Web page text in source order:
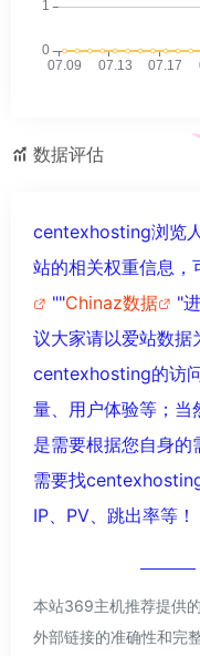
数据评估
centexhosting浏览
站的相关权重信息，
""Chinaz数据
"
议大家请以爱站数据
centexhosting的访
量、用户体验等；当
是需要根据您自身的
需要找
IP、PV、跳出率等！
本站369主机推荐提供
外部链接的准确性和完